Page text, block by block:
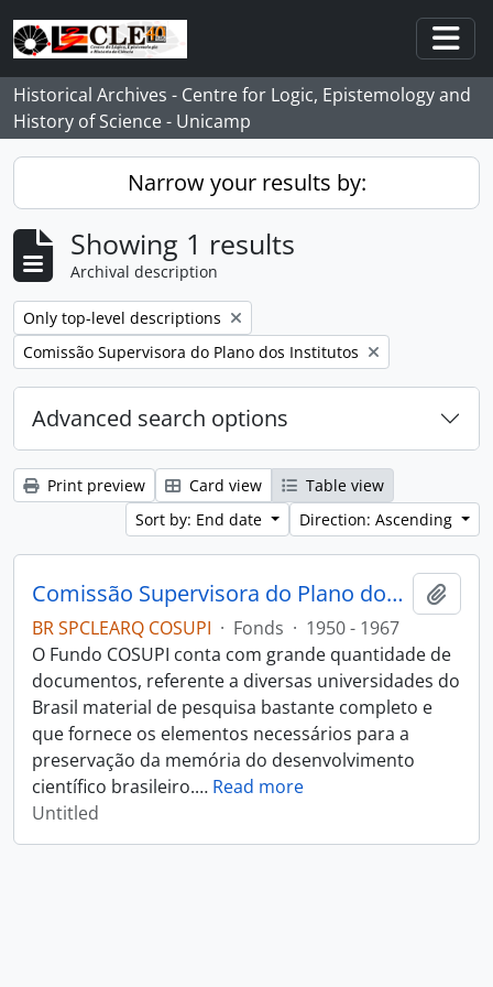
Skip to main content
Historical Archives - Centre for Logic, Epistemology and
History of Science - Unicamp
Narrow your results by:
Showing 1 results
Archival description
Remove filter:
Only top-level descriptions
Remove filter:
Comissão Supervisora do Plano dos Institutos
Advanced search options
Print preview Card view
Table view
Sort by: End date
Direction: Ascending
Comissão Supervisora do Plano dos Institutos (COSUPI)
BR SPCLEARQ COSUPI · Fonds · 1950 - 1967
O Fundo COSUPI conta com grande quantidade de
documentos, referente a diversas universidades do
Brasil material de pesquisa bastante completo e
que fornece os elementos necessários para a
preservação da memória do desenvolvimento
científico brasileiro.… Read more
Untitled